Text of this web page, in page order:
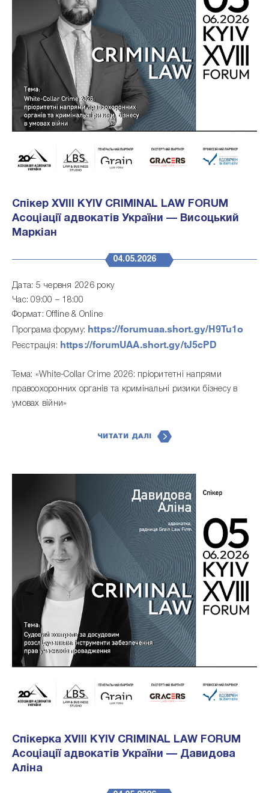
Спікер XVIII KYIV CRIMINAL LAW FORUM
Асоціації адвокатів України — Висоцький
Маркіан
04.05.2026
Дата: 5 червня 2026 року
Час: 09:00 – 18:00
Формат: Offline & Online
Програма форуму: https://forumuaa.short.gy/H9Tu1o
Реєстрація: https://forumUAA.short.gy/tJ5cPD
Тема: «White-Collar Crime 2026: пріоритетні напрями
правоохоронних органів та кримінальні ризики бізнесу в
умовах війни»
ЧИТАТИ ДАЛІ
Спікерка XVIII KYIV CRIMINAL LAW FORUM
Асоціації адвокатів України — Давидова
Аліна